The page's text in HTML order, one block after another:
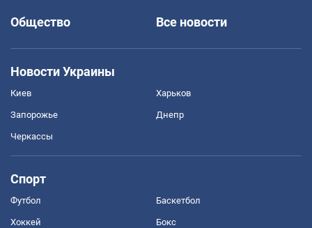
Общество
Все новости
Новости Украины
Киев Харьков
Запорожье Днепр
Черкассы
Спорт
Футбол Баскетбол
Хоккей Бокс